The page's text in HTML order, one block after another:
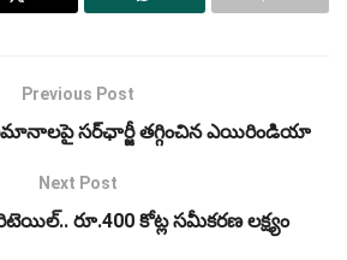
Previous Post
సర్‌ఛార్జీ తగ్గించిన ఎయిరిండియా
Next Post
రూ.400 కోట్ల సమీకరణ లక్ష్యం